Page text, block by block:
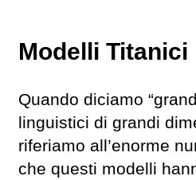
Modelli Titanici
Quando diciamo
linguistici di grandi
riferiamo all’enorme
che questi modelli